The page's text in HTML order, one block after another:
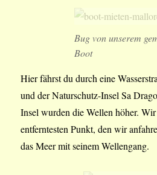
Bug von unserem
Boot
Hier fährst du durch eine
und der Naturschutz-Insel Sa
Insel wurden die Wellen höher.
entferntesten Punkt, den wir
das Meer mit seinem Wellengang.